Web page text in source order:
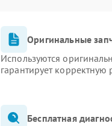
Оригинальные
Используются
гарантирует корректную
Бесплатная